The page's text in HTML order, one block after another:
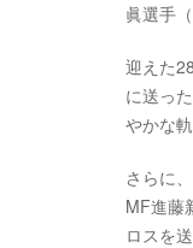
眞選手
迎えた
に送っ
やかな
さらに
MF進藤
ロスを